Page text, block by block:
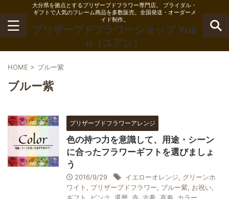
大分県を拠点とするプリザーブドフラワー専門店。 ブライダル・
ギフトで人気のフレーム商品を多数販売。全国発送・オーダーメ
イド制作。
プリザーブドフラワーショップ Yua
n（ユアン）
HOME > ブルー紫
ブルー紫
プリザーブドフラワーアレンジ
色の持つ力を意識して、用途・シーン
に合ったフラワーギフトを選びましょ
う
2016/9/29 イエローオレンジ, グリーンホ
ワイト , プリザーブドフラワー, ブルー紫, お祝い,